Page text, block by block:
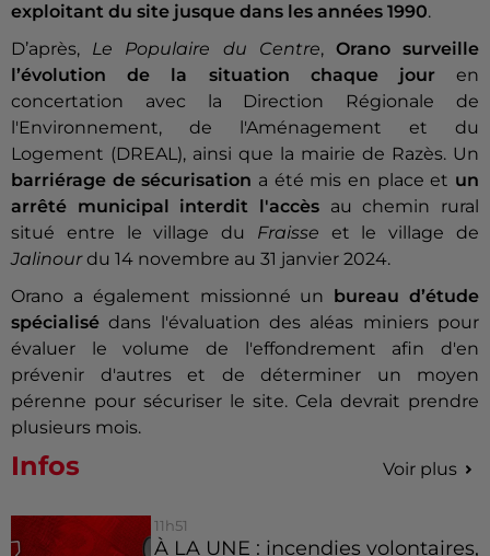
exploitant du site jusque dans les années 1990.
D’après, Le Populaire du Centre, Orano surveille
l’évolution de la situation chaque jouren
concertation avec la Direction Régionale de
l'Environnement, de l'Aménagement et du
Logement (DREAL), ainsi que la mairie de Razès. Un
barriérage de sécurisation a été mis en place et un
arrêté municipal interdit l'accès au chemin rural
situé entre le village du Fraisse et le village de
Jalinourdu 14 novembre au 31 janvier 2024.
Orano a également missionné un
bureau d’étude
spécialisé dans l'évaluation des aléas miniers pour
évaluer le volume de l'effondrement afin d'en
prévenir d'autres et de déterminer un moyen
pérenne pour sécuriser le site. Cela devrait prendre
plusieurs mois.
Infos Voir plus
11h51
À LA UNE : incendies volontaires,